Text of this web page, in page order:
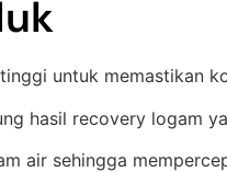
untuk memastikan
hasil recovery logam
air sehingga